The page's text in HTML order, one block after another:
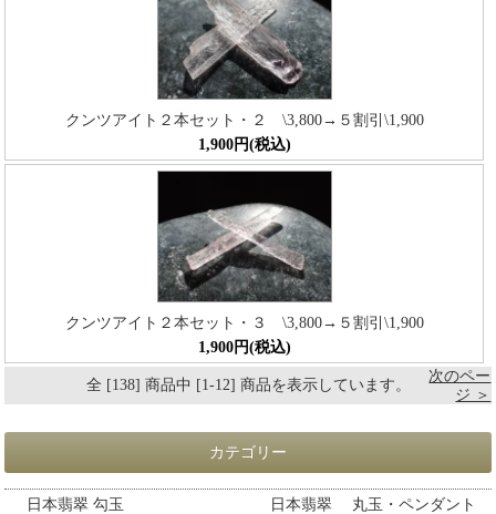
クンツアイト２本セット・２ \3,800→５割引\1,900
1,900円(税込)
クンツアイト２本セット・３ \3,800→５割引\1,900
1,900円(税込)
全 [138] 商品中 [1-12] 商品を表示しています。
次のペー
ジ ＞
カテゴリー
日本翡翠 勾玉 日本翡翠 丸玉・ペンダント